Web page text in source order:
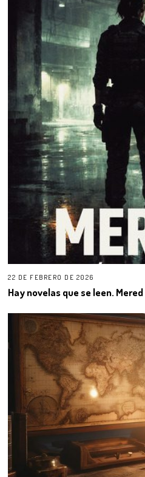
22 DE FEBRERO DE 2026
Hay novelas que se leen.